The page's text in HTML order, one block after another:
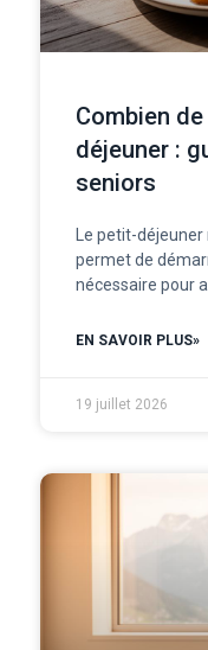
Combien
déjeuner :
seniors
Le petit-déjeuner
permet de
nécessaire pour
EN SAVOIR PLUS»
19 juillet 2026